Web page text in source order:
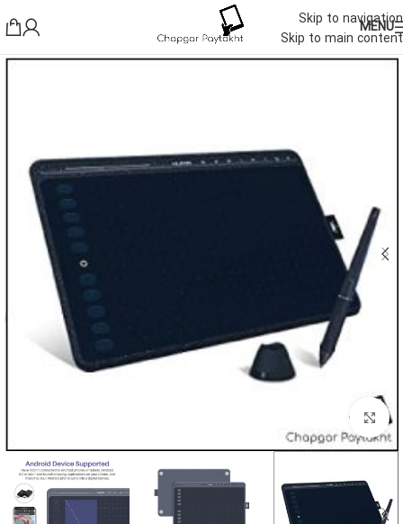
Skip to navigation
Skip to main content
MENU
Click to enlarge